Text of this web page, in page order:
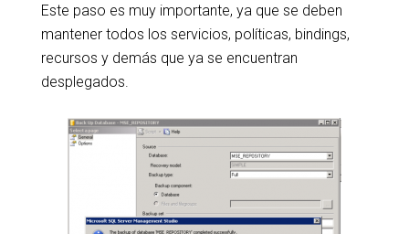
Este paso es muy importante, ya que se deben
mantener todos los servicios, políticas, bindings,
recursos y demás que ya se encuentran
desplegados.